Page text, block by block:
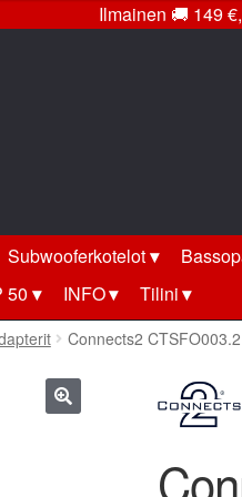
Ilmainen 🚚 149 €,
Subwooferkotelot
50 INFO Tilini
Connects2